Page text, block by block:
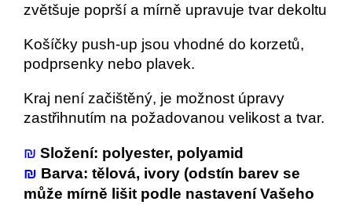
zvětšuje poprší a mírně upravuje tvar dekoltu
Košíčky push-up jsou vhodné do korzetů,
podprsenky nebo plavek.
Kraj není začištěný, je možnost úpravy
zastřihnutím na požadovanou velikost a tvar.
₪ Složení: polyester, polyamid
₪ Barva: tělová, ivory (odstín barev se
může mírně lišit podle nastavení Vašeho